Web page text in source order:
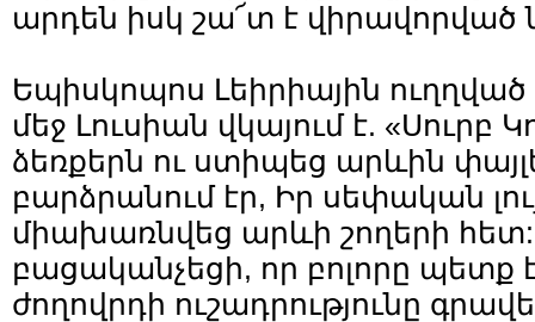
արդեն իսկ շա՜տ է վիրավորված
Եպիսկոպոս Լեիրիային
մեջ Լուսիան վկայում է. «Սուրբ
ձեռքերն ու ստիպեց արևին
բարձրանում էր, Իր սեփական
միախառնվեց արևի շողերի
բացականչեցի, որ բոլորը պետք
ժողովրդի ուշադրությունը